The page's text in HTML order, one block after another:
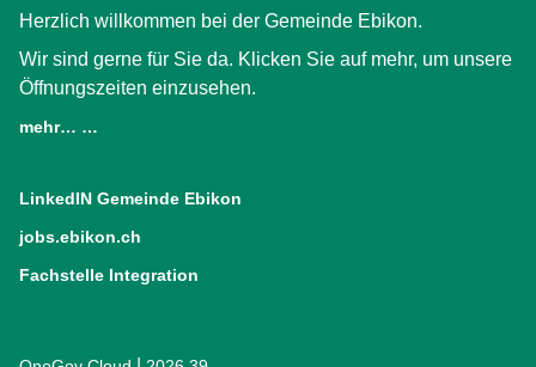
Herzlich willkommen bei der Gemeinde Ebikon.
Wir sind gerne für Sie da. Klicken Sie auf mehr, um unsere
Öffnungszeiten einzusehen.
mehr… …
LinkedIN Gemeinde Ebikon
jobs.ebikon.ch
Fachstelle Integration